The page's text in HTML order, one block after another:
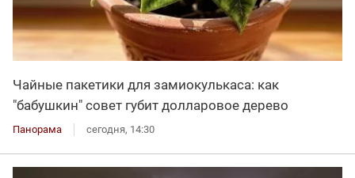
Чайные пакетики для замиокулькаса: как
"бабушкин" совет губит долларовое дерево
Панорама сегодня, 14:30